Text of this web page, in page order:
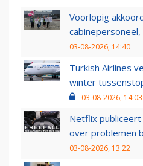
Voorlopig
03-08-2026, 14:40
Turkish Airlines
winter
03-08-2026, 14:03
Netflix
over problemen
03-08-2026, 13:22